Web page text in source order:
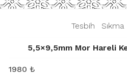
Tesbih
5,5×9,5mm Mor Hareli
1980 ₺